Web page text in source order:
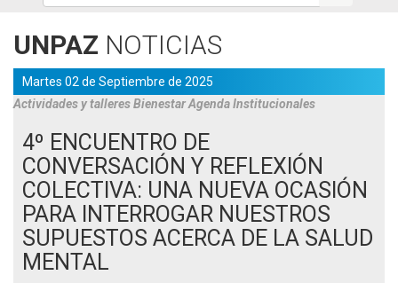
UNPAZ NOTICIAS
Martes 02 de Septiembre de 2025
Actividades y talleresBienestarAgendaInstitucionales
4º ENCUENTRO DE
CONVERSACIÓN Y REFLEXIÓN
COLECTIVA: UNA NUEVA OCASIÓN
PARA INTERROGAR NUESTROS
SUPUESTOS ACERCA DE LA SALUD
MENTAL